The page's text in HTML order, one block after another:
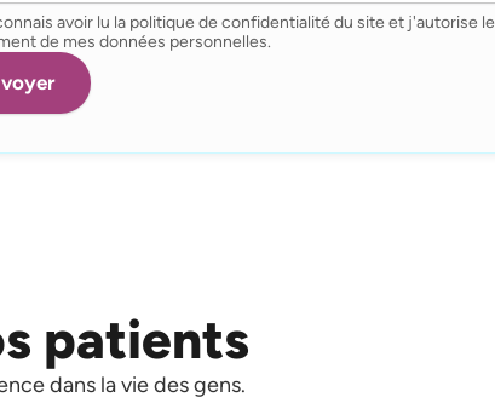
avoir lu la politique de confidentialité du site et j'autorise le
de mes données personnelles.
patients
dans la vie des gens.